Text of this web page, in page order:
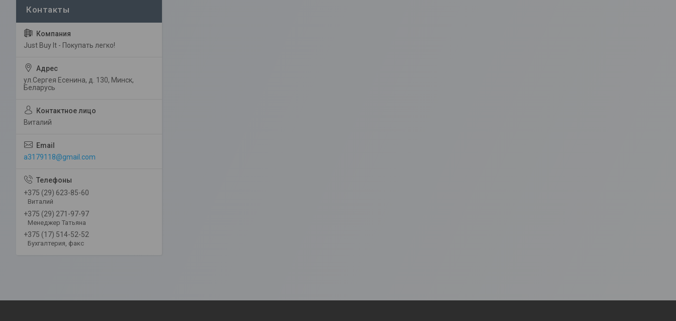
Just Buy It - Покупать легко!
ул.Сергея Есенина, д. 130, Минск,
Беларусь
Виталий
a3179118@gmail.com
+375 (29) 623-85-60
Виталий
+375 (29) 271-97-97
Менеджер Татьяна
+375 (17) 514-52-52
Бухгалтерия, факс